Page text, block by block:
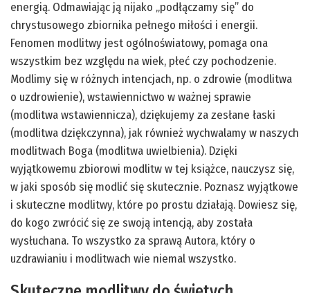
energią. Odmawiając ją nijako „podłączamy się” do
chrystusowego zbiornika pełnego miłości i energii.
Fenomen modlitwy jest ogólnoświatowy, pomaga ona
wszystkim bez względu na wiek, płeć czy pochodzenie.
Modlimy się w różnych intencjach, np. o zdrowie (modlitwa
o uzdrowienie), wstawiennictwo w ważnej sprawie
(modlitwa wstawiennicza), dziękujemy za zesłane łaski
(modlitwa dziękczynna), jak również wychwalamy w naszych
modlitwach Boga (modlitwa uwielbienia). Dzięki
wyjątkowemu zbiorowi modlitw w tej książce, nauczysz się,
w jaki sposób się modlić się skutecznie. Poznasz wyjątkowe
i skuteczne modlitwy, które po prostu działają. Dowiesz się,
do kogo zwrócić się ze swoją intencją, aby została
wysłuchana. To wszystko za sprawą Autora, który o
uzdrawianiu i modlitwach wie niemal wszystko.